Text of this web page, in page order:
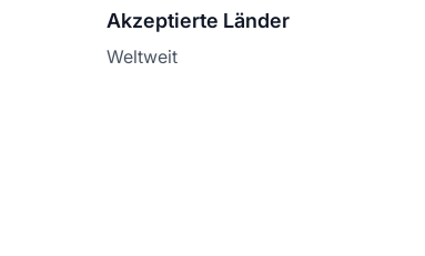
Akzeptierte Länder
Weltweit